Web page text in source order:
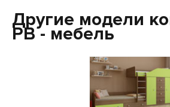
Другие модели
РВ - мебель